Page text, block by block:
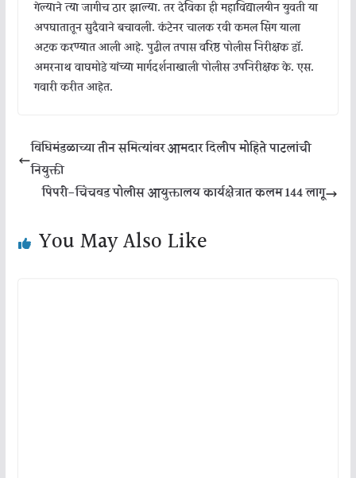
गेल्याने त्या जागीच ठार झाल्या. तर देविका ही महाविद्यालयीन युवती या
अपघातातूनसुदैवाने बचावली. कंटेनर चालक रवी कमल सिंग याला
अटक करण्यात आली आहे. पुढील तपास वरिष्ठ पोलीस निरीक्षक डॉ.
अमरनाथ वाघमोडे यांच्या मार्गदर्शनाखाली पोलीस उपनिरीक्षक के. एस.
गवारी करीत आहेत.
विधिमंडळाच्या तीन समित्यांवर आमदार दिलीप मोहिते पाटलांची
नियुक्ती
पिंपरी-चिंचवड पोलीस आयुक्तालय कार्यक्षेत्रात कलम 144 लागू
You May Also Like